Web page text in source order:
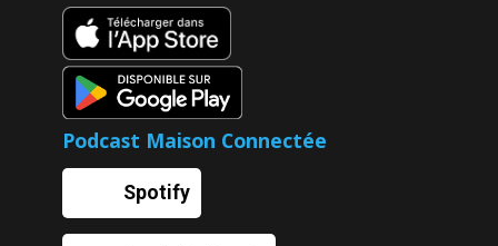
Podcast Maison Connectée
Spotify